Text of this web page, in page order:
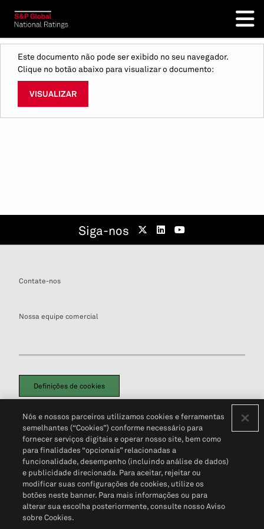
Este documento não pode ser exibido no seu navegador.
Clique no botão abaixo para visualizar o documento:
VISUALIZAR
Siga-nos
Contate-nos
Nossa equipe comercial
Definições de cookies
Política de PrivacidadePortal de privacidade do cliente (em inglês)
Não Venda Minhas Informações Pessoais© 2026 S&P Global
Nós e nossos parceiros utilizamos cookies e ferramentas
semelhantes (“Cookies”) conforme necessário para
fornecer serviços digitais e operar nosso site, bem como
para finalidades “opcionais” relacionadas a
funcionalidade, desempenho (incluindo análise de dados)
e publicidade direcionada. Para aceitar, rejeitar ou
modificar suas configurações de cookies, utilize os
botões neste banner. Para mais informações ou para
alterar sua escolha posteriormente, consulte nosso Aviso
sobre Cookies.